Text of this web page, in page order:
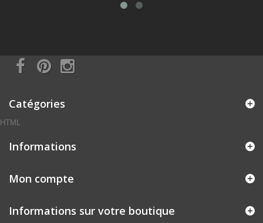
Catégories
HTML
Informations
Mon compte
Informations sur votre boutique